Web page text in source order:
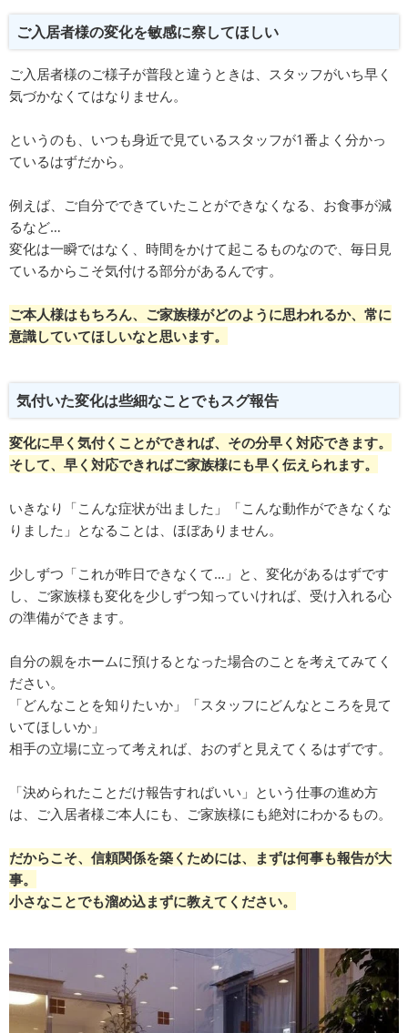
ご入居者様の変化を敏感に察してほしい
ご入居者様のご様子が普段と違うときは、スタッフがいち早く
気づかなくてはなりません。
というのも、いつも身近で見ているスタッフが1番よく分かっ
ているはずだから。
例えば、ご自分でできていたことができなくなる、お食事が減
るなど…
変化は一瞬ではなく、時間をかけて起こるものなので、毎日見
ているからこそ気付ける部分があるんです。
ご本人様はもちろん、ご家族様がどのように思われるか、常に
意識していてほしいなと思います。
気付いた変化は些細なことでもスグ報告
変化に早く気付くことができれば、その分早く対応できます。
そして、早く対応できればご家族様にも早く伝えられます。
いきなり「こんな症状が出ました」「こんな動作ができなくな
りました」となることは、ほぼありません。
少しずつ「これが昨日できなくて…」と、変化があるはずです
し、ご家族様も変化を少しずつ知っていければ、受け入れる心
の準備ができます。
自分の親をホームに預けるとなった場合のことを考えてみてく
ださい。
「どんなことを知りたいか」「スタッフにどんなところを見て
いてほしいか」
相手の立場に立って考えれば、おのずと見えてくるはずです。
「決められたことだけ報告すればいい」という仕事の進め方
は、ご入居者様ご本人にも、ご家族様にも絶対にわかるもの。
だからこそ、信頼関係を築くためには、まずは何事も報告が大
事。
小さなことでも溜め込まずに教えてください。